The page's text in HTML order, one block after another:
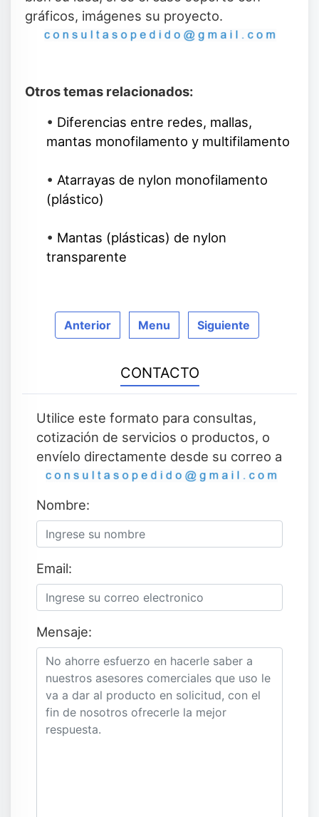
gráficos, imágenes su proyecto.
Otros temas relacionados:
• Diferencias entre redes, mallas,
mantas monofilamento y multifilamento
• Atarrayas de nylon monofilamento
(plástico)
• Mantas (plásticas) de nylon
transparente
Anterior Menu Siguiente
CONTACTO
Utilice este formato para consultas,
cotización de servicios o productos, o
envíelo directamente desde su correo a
Nombre:
Email:
Mensaje: